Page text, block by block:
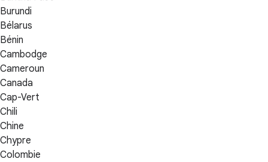
Burundi
Bélarus
Bénin
Cambodge
Cameroun
Canada
Cap-Vert
Chili
Chine
Chypre
Colombie